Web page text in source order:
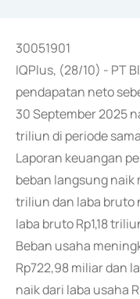
30051901
IQPlus, (28/10) - PT
pendapatan neto
30 September 2025
triliun di periode
Laporan keuangan
beban langsung naik
triliun dan laba bruto
laba bruto Rp1,18
Beban usaha
Rp722,98 miliar dan
naik dari laba usaha